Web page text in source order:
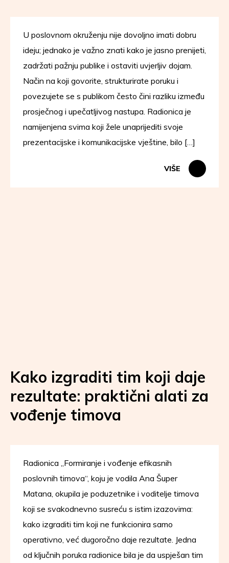
U poslovnom okruženju nije dovoljno imati dobru
ideju; jednako je važno znati kako je jasno prenijeti,
zadržati pažnju publike i ostaviti uvjerljiv dojam.
Način na koji govorite, strukturirate poruku i
povezujete se s publikom često čini razliku između
prosječnog i upečatljivog nastupa. Radionica je
namijenjena svima koji žele unaprijediti svoje
prezentacijske i komunikacijske vještine, bilo […]
VIŠE
Kako izgraditi tim koji daje
rezultate: praktični alati za
vođenje timova
Radionica „Formiranje i vođenje efikasnih
poslovnih timova“, koju je vodila Ana Šuper
Matana, okupila je poduzetnike i voditelje timova
koji se svakodnevno susreću s istim izazovima:
kako izgraditi tim koji ne funkcionira samo
operativno, već dugoročno daje rezultate. Jedna
od ključnih poruka radionice bila je da uspješan tim